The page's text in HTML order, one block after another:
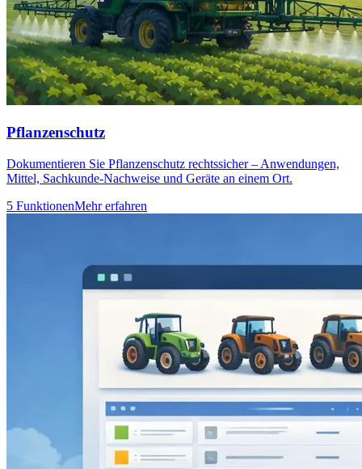
Pflanzenschutz
Dokumentieren Sie Pflanzenschutz rechtssicher – Anwendungen,
Mittel, Sachkunde-Nachweise und Geräte an einem Ort.
5 FunktionenMehr erfahren